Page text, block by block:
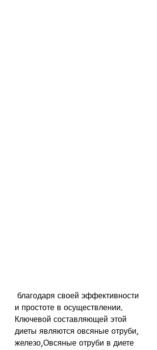
и простоте в осуществлении.
Ключевой составляющей этой
диеты являются овсяные отруби,
железо,Овсяные отруби в диете